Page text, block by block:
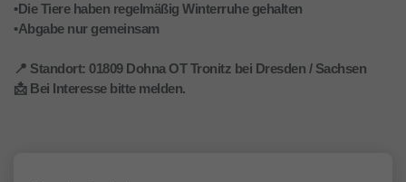
•Die Tiere haben regelmäßig Winterruhe gehalten
•Abgabe nur gemeinsam
📍 Standort: 01809 Dohna OT Tronitz bei Dresden / Sachsen
📩 Bei Interesse bitte melden.